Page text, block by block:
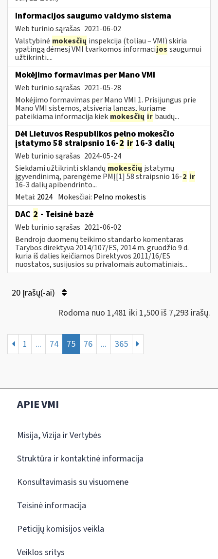
Informacijos saugumo valdymo sistema
Web turinio sąrašas 2021-06-02
Valstybinė mokesčių inspekcija (toliau – VMI) skiria
ypatingą dėmesį VMI tvarkomos informacijos saugumui
užtikrinti....
Mokėjimo formavimas per Mano VMI
Web turinio sąrašas 2021-05-28
Mokėjimo formavimas per Mano VMI 1. Prisijungus prie
Mano VMI sistemos, atsiveria langas, kuriame
pateikiama informacija kiek mokesčių ir baudų...
Dėl Lietuvos Respublikos pelno mokesčio
įstatymo 58 straipsnio 16-2 ir 16-3 dalių
Web turinio sąrašas 2024-05-24
Siekdami užtikrinti sklandų mokesčių įstatymų
įgyvendinimą, parengėme PMĮ[1] 58 straipsnio 16-2 ir
16-3 dalių apibendrinto...
Metai: 2024 Mokesčiai: Pelno mokestis
DAC 2 - Teisinė bazė
Web turinio sąrašas 2021-06-02
Bendrojo duomenų teikimo standarto komentaras
Tarybos direktyva 2014/107/ES, 2014 m. gruodžio 9 d.
kuria iš dalies keičiamos Direktyvos 2011/16/ES
nuostatos, susijusios su privalomais automatiniais...
20 Įrašų(-ai)
Rodoma nuo 1,481 iki 1,500 iš 7,293 irašų.
1 ... 74 75 76 ... 365
APIE VMI
Misija, Vizija ir Vertybės
Struktūra ir kontaktinė informacija
Konsultavimasis su visuomene
Teisinė informacija
Peticijų komisijos veikla
Veiklos sritys